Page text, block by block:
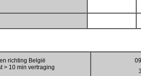
richting België
> 10 min vertraging